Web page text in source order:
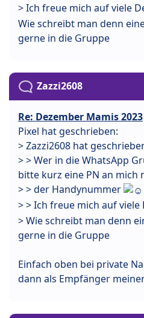
> Ich freue mich auf viele
Wie schreibt man denn
gerne in die Gruppe
Zazzi2608
Re: Dezember Mamis 2023
Pixel hat geschrieben:
> Zazzi2608 hat
> > Wer in die WhatsApp
bitte kurz eine PN an mich
> > der Handynummer
> > Ich freue mich auf
> Wie schreibt man denn
gerne in die Gruppe
Einfach oben bei private
dann als Empfänger